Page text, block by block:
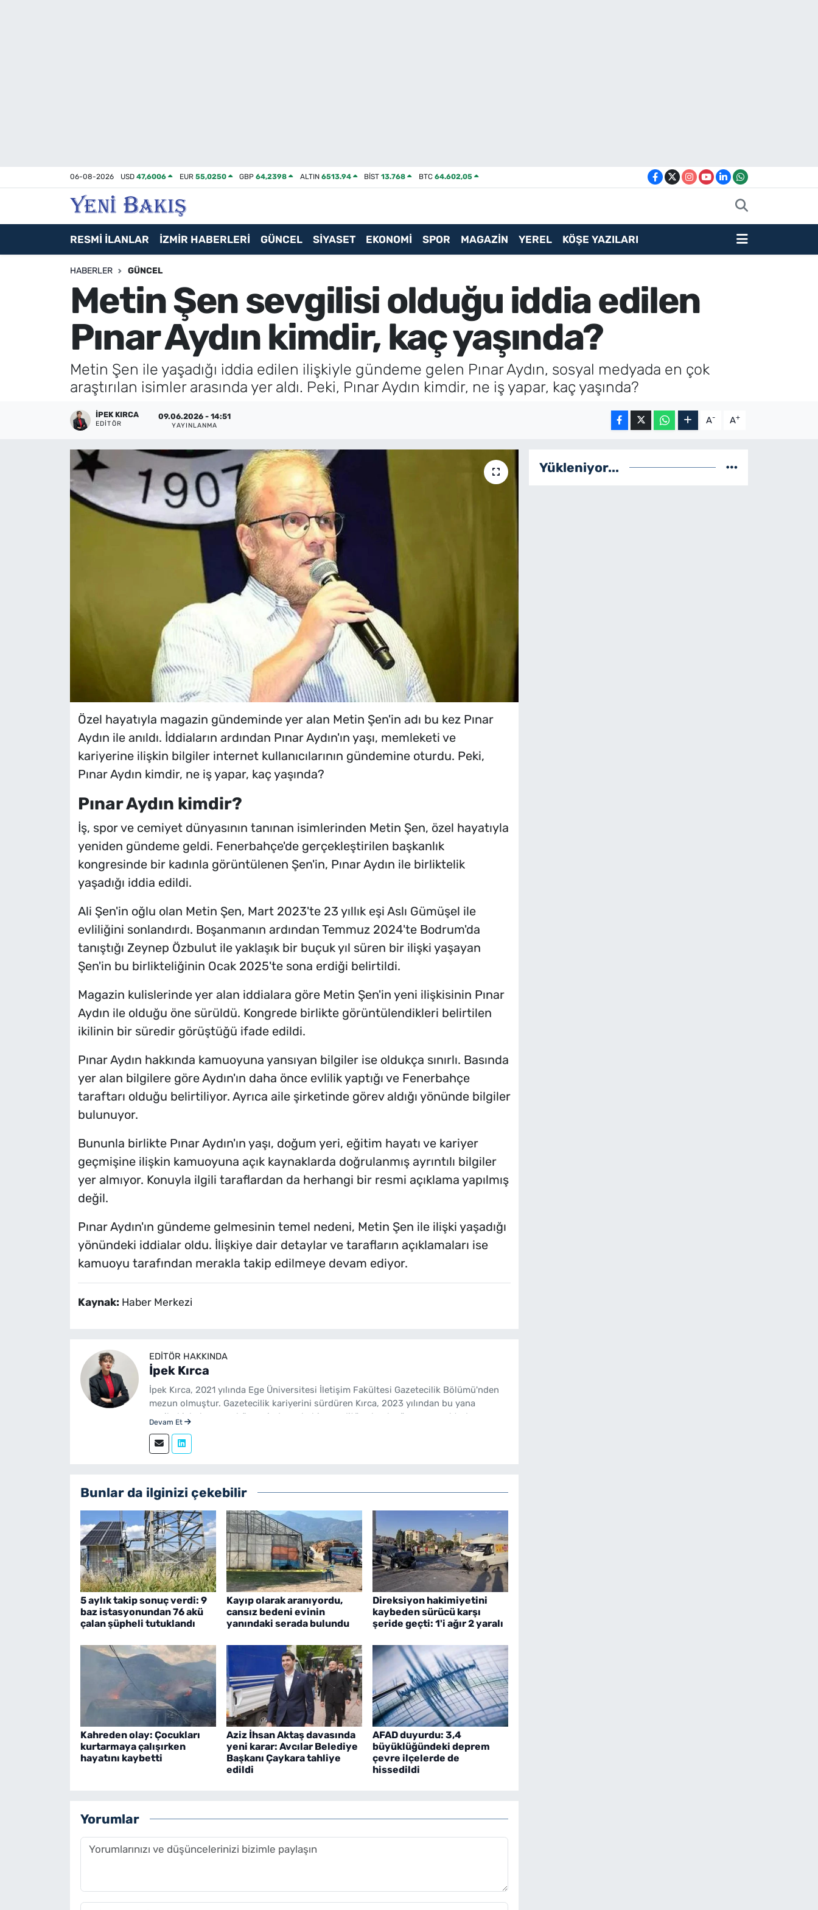
06-08-2026 USD47,6006 EUR 55,0250 GBP64,2398 ALTIN 6513.94 BİST13.768 BTC 64.602,05
RESMİ İLANLAR İZMİR HABERLERİ GÜNCEL SİYASET EKONOMİ SPOR MAGAZİN YEREL KÖŞE YAZILARI
HABERLER GÜNCEL
Metin Şen sevgilisi olduğu iddia edilen
Pınar Aydın kimdir, kaç yaşında?
Metin Şen ile yaşadığı iddia edilen ilişkiyle gündeme gelen Pınar Aydın, sosyal medyada en çok
araştırılan isimler arasında yer aldı. Peki, Pınar Aydın kimdir, ne iş yapar, kaç yaşında?
İPEK KIRCA
EDITÖR
09.06.2026 - 14:51
YAYINLANMA A- A+
Özel hayatıyla magazin gündeminde yer alan Metin Şen'in adı bu kez Pınar
Aydın ile anıldı. İddiaların ardından Pınar Aydın'ın yaşı, memleketi ve
kariyerine ilişkin bilgiler internet kullanıcılarının gündemine oturdu. Peki,
Pınar Aydın kimdir, ne iş yapar, kaç yaşında?
Pınar Aydın kimdir?
İş, spor ve cemiyet dünyasının tanınan isimlerinden Metin Şen, özel hayatıyla
yeniden gündeme geldi. Fenerbahçe'de gerçekleştirilen başkanlık
kongresinde bir kadınla görüntülenen Şen'in, Pınar Aydın ile birliktelik
yaşadığı iddia edildi.
Ali Şen'in oğlu olan Metin Şen, Mart 2023'te 23 yıllık eşi Aslı Gümüşel ile
evliliğini sonlandırdı. Boşanmanın ardından Temmuz 2024'te Bodrum'da
tanıştığı Zeynep Özbulut ile yaklaşık bir buçuk yıl süren bir ilişki yaşayan
Şen'in bu birlikteliğinin Ocak 2025'te sona erdiği belirtildi.
Magazin kulislerinde yer alan iddialara göre Metin Şen'in yeni ilişkisinin Pınar
Aydın ile olduğu öne sürüldü. Kongrede birlikte görüntülendikleri belirtilen
ikilinin bir süredir görüştüğü ifade edildi.
Pınar Aydın hakkında kamuoyuna yansıyan bilgiler ise oldukça sınırlı. Basında
yer alan bilgilere göre Aydın'ın daha önce evlilik yaptığı ve Fenerbahçe
taraftarı olduğu belirtiliyor. Ayrıca aile şirketinde görev aldığı yönünde bilgiler
bulunuyor.
Bununla birlikte Pınar Aydın'ın yaşı, doğum yeri, eğitim hayatı ve kariyer
geçmişine ilişkin kamuoyuna açık kaynaklarda doğrulanmış ayrıntılı bilgiler
yer almıyor. Konuyla ilgili taraflardan da herhangi bir resmi açıklama yapılmış
değil.
Pınar Aydın'ın gündeme gelmesinin temel nedeni, Metin Şen ile ilişki yaşadığı
yönündeki iddialar oldu. İlişkiye dair detaylar ve tarafların açıklamaları ise
kamuoyu tarafından merakla takip edilmeye devam ediyor.
Kaynak: Haber Merkezi
EDITÖR HAKKINDA
İpek Kırca
İpek Kırca, 2021 yılında Ege Üniversitesi İletişim Fakültesi Gazetecilik Bölümü'nden
mezun olmuştur. Gazetecilik kariyerini sürdüren Kırca, 2023 yılından bu yana
yenibakishaber.com bünyesinde muhabir ve editör olarak görev yapmaktadır.
Devam Et
Bunlar da ilginizi çekebilir
5 aylık takip sonuç verdi: 9
baz istasyonundan 76 akü
çalan şüpheli tutuklandı
Kayıp olarak aranıyordu,
cansız bedeni evinin
yanındaki serada bulundu
Direksiyon hakimiyetini
kaybeden sürücü karşı
şeride geçti: 1'i ağır 2 yaralı
Kahreden olay: Çocukları
kurtarmaya çalışırken
hayatını kaybetti
Aziz İhsan Aktaş davasında
yeni karar: Avcılar Belediye
Başkanı Çaykara tahliye
edildi
AFAD duyurdu: 3,4
büyüklüğündeki deprem
çevre ilçelerde de
hissedildi
Yorumlar
Yükleniyor...
Asayiş / Polis-Adliye
Magazin
İletişim